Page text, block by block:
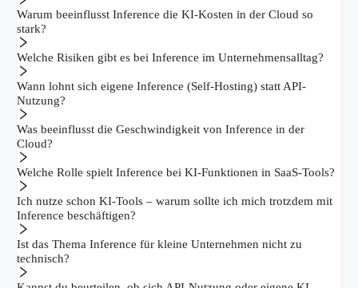
Warum beeinflusst Inference die KI-Kosten in der Cloud so
stark?
Welche Risiken gibt es bei Inference im Unternehmensalltag?
Wann lohnt sich eigene Inference (Self-Hosting) statt API-
Nutzung?
Was beeinflusst die Geschwindigkeit von Inference in der
Cloud?
Welche Rolle spielt Inference bei KI-Funktionen in SaaS-Tools?
Ich nutze schon KI-Tools – warum sollte ich mich trotzdem mit
Inference beschäftigen?
Ist das Thema Inference für kleine Unternehmen nicht zu
technisch?